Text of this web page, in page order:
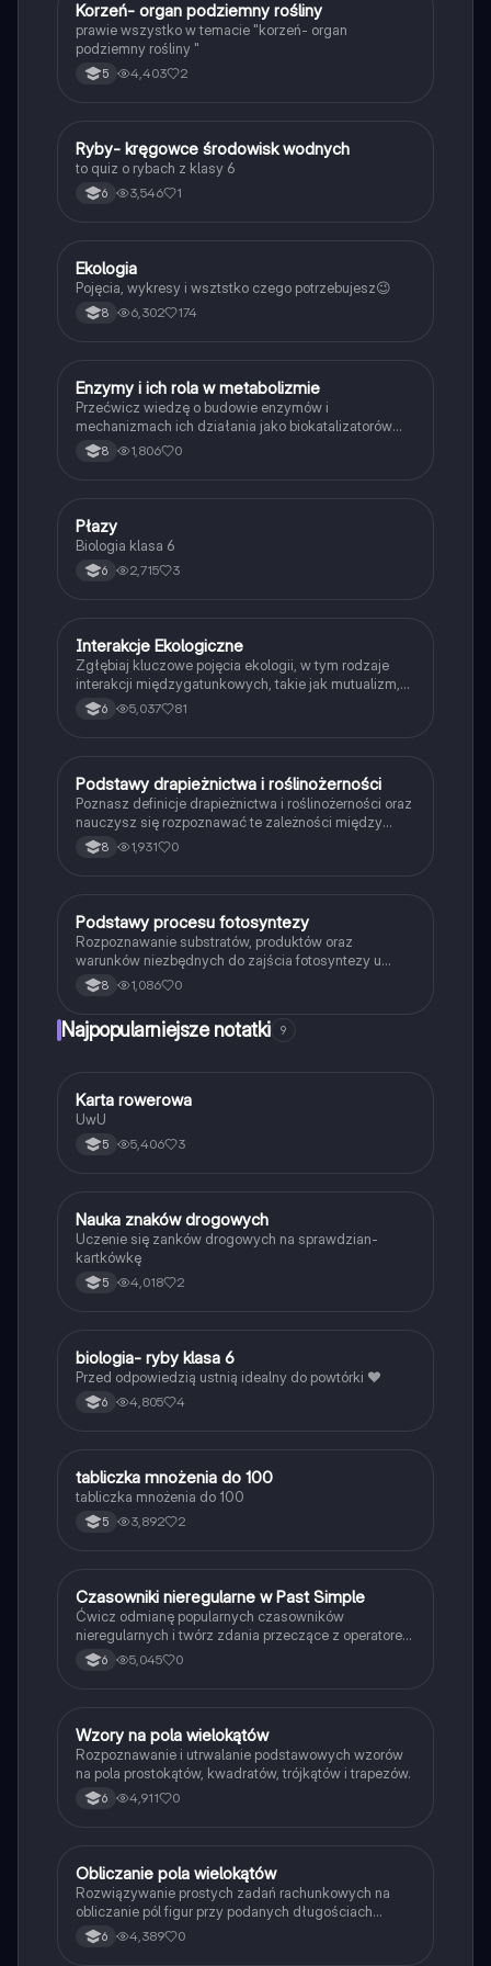
KBiologia
Korzeń- organ podziemny rośliny
prawie wszystko w temacie "korzeń- organ
podziemny rośliny "
5 4,403 2
RBiologia
Ryby- kręgowce środowisk wodnych
to quiz o rybach z klasy 6
6 3,546 1
Biologia
Ekologia
Pojęcia, wykresy i wsztstko czego potrzebujesz😉
8 6,302 174
EBiologia
Enzymy i ich rola w metabolizmie
Przećwicz wiedzę o budowie enzymów i
mechanizmach ich działania jako biokatalizatorów
przyspieszających reakcje.
8 1,806 0
PBiologia
Płazy
Biologia klasa 6
6 2,715 3
Biologia
Interakcje Ekologiczne
Zgłębiaj kluczowe pojęcia ekologii, w tym rodzaje
interakcji międzygatunkowych, takie jak mutualizm,
komensalizm, drapieżnictwo i pasożytnictwo.
Dowiedz się o strukturze populacji, ekosystemach
6 5,037 81
PBiologia
Podstawy drapieżnictwa i roślinożerności
Poznasz definicje drapieżnictwa i roślinożerności oraz
nauczysz się rozpoznawać te zależności między
organizmami w przyrodzie.
8 1,931 0
PBiologia
Podstawy procesu fotosyntezy
Rozpoznawanie substratów, produktów oraz
warunków niezbędnych do zajścia fotosyntezy u
roślin.
8 1,086 0
Najpopularniejsze notatki 9
KTechnika
Karta rowerowa
UwU
5 5,406 3
NTechnika
Nauka znaków drogowych
Uczenie się zanków drogowych na sprawdzian-
kartkówkę
5 4,018 2
BBiologia
biologia- ryby klasa 6
Przed odpowiedzią ustnią idealny do powtórki ❤️
6 4,805 4
TMatematyka
tabliczka mnożenia do 100
tabliczka mnożenia do 100
5 3,892 2
CJęzyk angielski
Czasowniki nieregularne w Past Simple
Ćwicz odmianę popularnych czasowników
nieregularnych i twórz zdania przeczące z operatorem
didn't w czasie Past Simple.
6 5,045 0
WMatematyka
Wzory na pola wielokątów
Rozpoznawanie i utrwalanie podstawowych wzorów
na pola prostokątów, kwadratów, trójkątów i trapezów.
6 4,911 0
OMatematyka
Obliczanie pola wielokątów
Rozwiązywanie prostych zadań rachunkowych na
obliczanie pól figur przy podanych długościach
boków i wysokości.
6 4,389 0